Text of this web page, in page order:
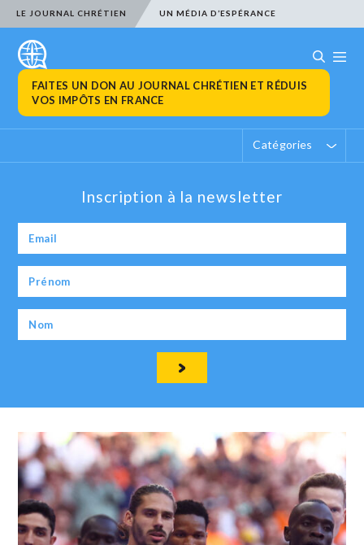
LE JOURNAL CHRÉTIEN UN MÉDIA D’ESPÉRANCE
FAITES UN DON AU JOURNAL CHRÉTIEN ET RÉDUIS
VOS IMPÔTS EN FRANCE
Catégories
Inscription à la newsletter